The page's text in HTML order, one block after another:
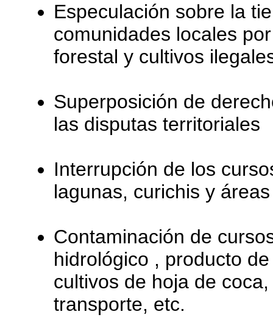
Especulación sobre la
comunidades locales
forestal y cultivos
Superposición de
las disputas territoriales
Interrupción de los
lagunas, curichis y
Contaminación de
hidrológico , producto
cultivos de hoja de
transporte, etc.